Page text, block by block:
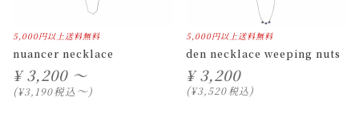
5,000円以上送料無料
nuancer necklace
¥ 3,200 ～
¥3,190税込〜
5,000円以上送料無料
den necklace weeping nuts
¥ 3,200
¥3,520税込